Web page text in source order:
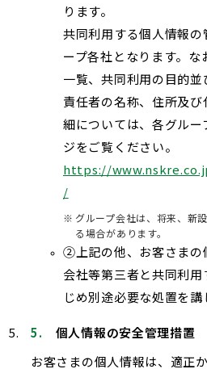
ります。
共同利用する個人情報の
ープ各社となります。な
一覧、共同利用の目的
責任者の名称、住所及
細については、各グルー
ジをご覧ください。
https://
/
グループ会社は、将来、新
る場合があります。
上記の他、お客さま
会社等第三者と共同利
じめ別途必要な処置を講
個人情報の安全管理措置
お客さまの個人情報は、適正